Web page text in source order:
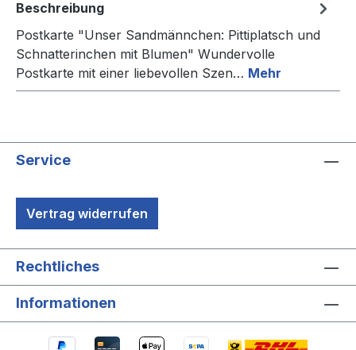
Beschreibung
Postkarte "Unser Sandmännchen: Pittiplatsch und
Schnatterinchen mit Blumen" Wundervolle
Postkarte mit einer liebevollen Szen… Mehr
Service
Vertrag widerrufen
Rechtliches
Informationen